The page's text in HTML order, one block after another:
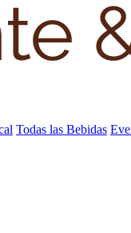
Todas las Bebidas